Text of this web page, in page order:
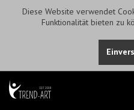
Diese Website verwendet
Funktionalität bieten zu